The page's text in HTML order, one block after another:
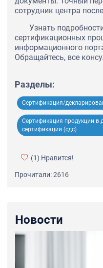
сотрудник центра
Узнать
сертификационных
информационного
Обращайтесь, все
Разделы:
Сертификация/
Сертификация продукции в
сертификации (сдс)
(1) Нравится!
Прочитали: 2616
Новости